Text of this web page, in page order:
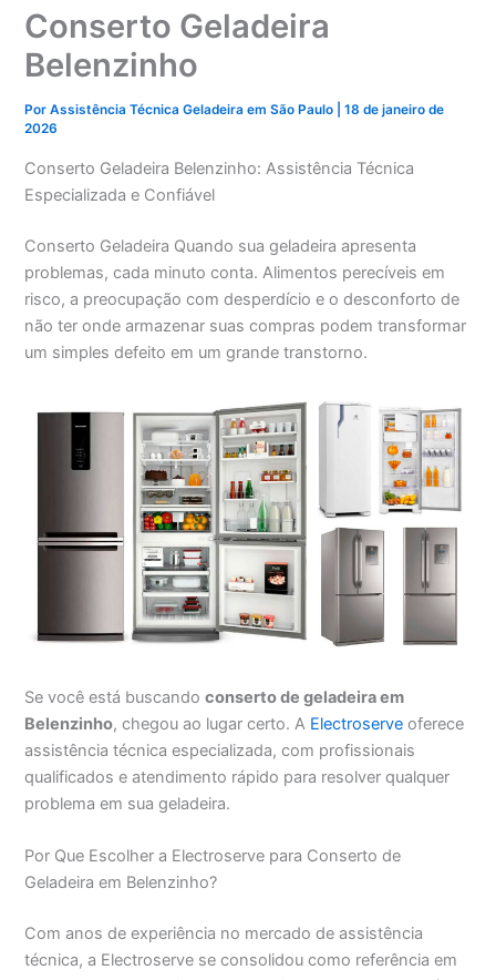
Conserto Geladeira
Belenzinho
PorAssistência Técnica Geladeira em São Paulo |18 de janeiro de
2026
Conserto Geladeira Belenzinho: Assistência Técnica
Especializada e Confiável
Conserto Geladeira Quando sua geladeira apresenta
problemas, cada minuto conta. Alimentos perecíveis em
risco, a preocupação com desperdício e o desconforto de
não ter onde armazenar suas compras podem transformar
um simples defeito em um grande transtorno.
Se você está buscandoconserto de geladeira em
Belenzinho, chegou ao lugar certo. A Electroserve oferece
assistência técnica especializada, com profissionais
qualificados e atendimento rápido para resolver qualquer
problema em sua geladeira.
Por Que Escolher a Electroserve para Conserto de
Geladeira em Belenzinho?
Com anos de experiência no mercado de assistência
técnica, a Electroserve se consolidou como referência em